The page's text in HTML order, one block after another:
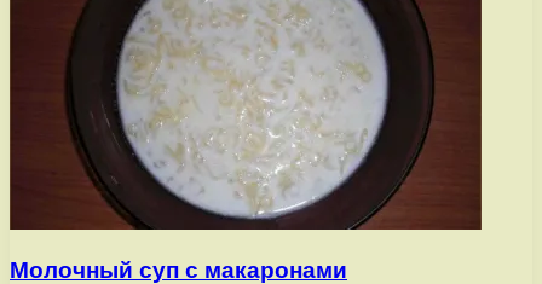
Молочный суп с макаронами